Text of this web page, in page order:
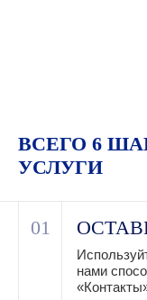
ВСЕГО 6
УСЛУГИ
01
нами